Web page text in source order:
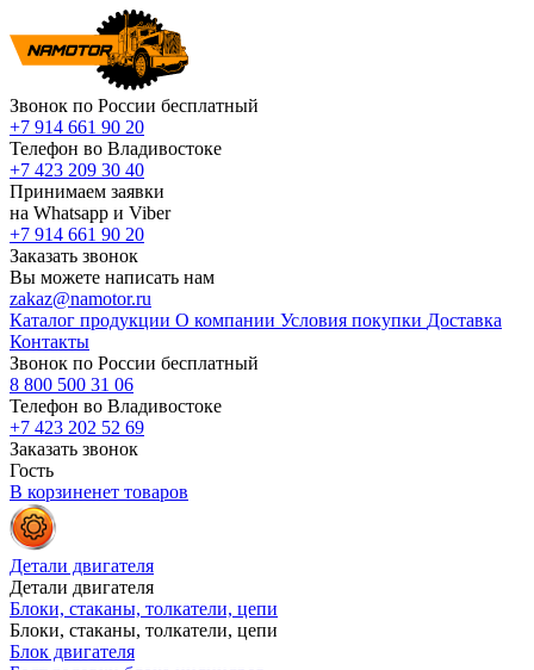
Звонок по России бесплатный
+7 914 661 90 20
Телефон во Владивостоке
+7 423 209 30 40
Принимаем заявки
на Whatsapp и Viber
+7 914 661 90 20
Заказать звонок
Вы можете написать нам
zakaz@namotor.ru
Каталог продукции О компании Условия покупки Доставка
Контакты
Звонок по России бесплатный
8 800 500 31 06
Телефон во Владивостоке
+7 423 202 52 69
Заказать звонок
Гость
В корзиненет товаров
Детали двигателя
Детали двигателя
Блоки, стаканы, толкатели, цепи
Блоки, стаканы, толкатели, цепи
Блок двигателя